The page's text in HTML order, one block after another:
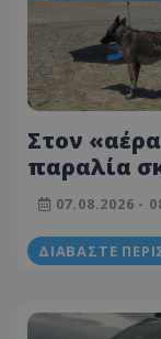
Στον
παραλία
Ζητούν
07.08.2026 -
ΔΙΑΒΆΣΤΕ